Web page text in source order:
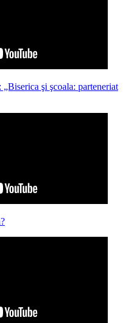
şi şcoala: parteneriat